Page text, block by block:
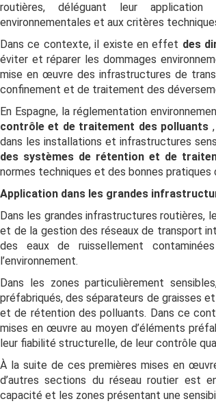
routières, déléguant leur application
environnementales et aux critères
Dans ce contexte, il existe en effet des
éviter et réparer les dommages
mise en œuvre des infrastructures de
confinement et de traitement des
En Espagne, la réglementation
contrôle et de traitement des polluants
dans les installations et infrastructures
des systèmes de rétention et de
normes techniques et des bonnes pratiques
Application dans les grandes
Dans les grandes infrastructures routières,
et de la gestion des réseaux de transport
des eaux de ruissellement
l’environnement.
Dans les zones particulièrement
préfabriqués, des séparateurs de graisses
et de rétention des polluants. Dans ce
mises en œuvre au moyen d’éléments
leur fiabilité structurelle, de leur contrôle
À la suite de ces premières mises en
d’autres sections du réseau routier est
capacité et les zones présentant une